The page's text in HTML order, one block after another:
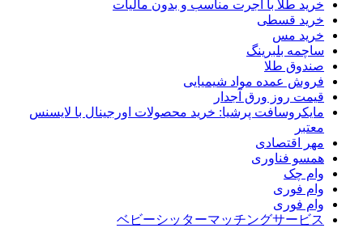
خرید طلا با اجرت مناسب و بدون مالیات
خرید قسطی
خرید مس
ساچمه بلبرینگ
صندوق طلا
فروش عمده مواد شیمیایی
قیمت روز ورق آجدار
مایکروسافت پرشیا: خرید محصولات اورجینال با لایسنس
معتبر
مهر اقتصادی
همسو فناوری
وام چک
وام فوری
وام فوری
ベビーシッターマッチングサービス